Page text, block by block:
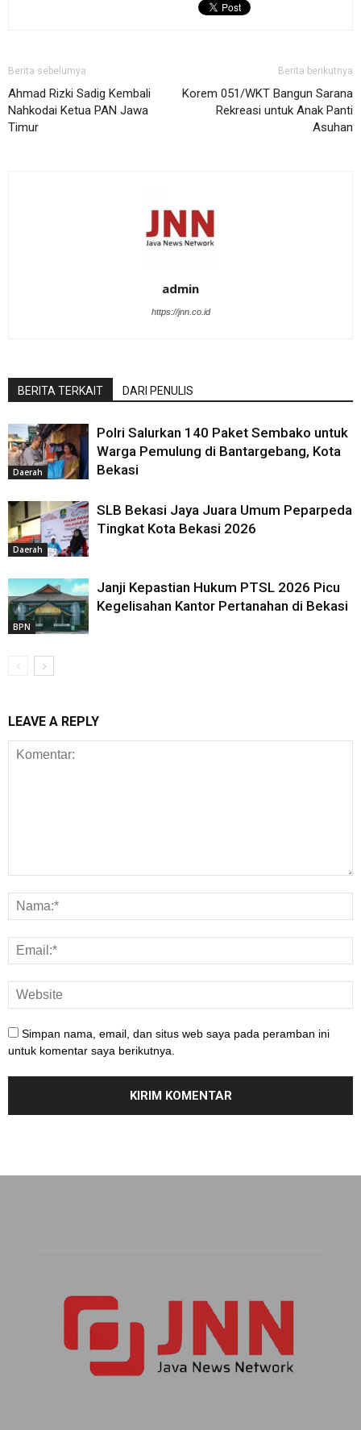
Berita sebelumya
Ahmad Rizki Sadig Kembali
Nahkodai Ketua PAN Jawa
Timur
Berita berikutnya
Korem 051/WKT Bangun Sarana
Rekreasi untuk Anak Panti
Asuhan
admin
https://jnn.co.id
BERITA TERKAIT DARI PENULIS
Daerah
Polri Salurkan 140 Paket Sembako untuk
Warga Pemulung di Bantargebang, Kota
Bekasi
Daerah
SLB Bekasi Jaya Juara Umum Peparpeda
Tingkat Kota Bekasi 2026
BPN
Janji Kepastian Hukum PTSL 2026 Picu
Kegelisahan Kantor Pertanahan di Bekasi
LEAVE A REPLY
Simpan nama, email, dan situs web saya pada peramban ini
untuk komentar saya berikutnya.